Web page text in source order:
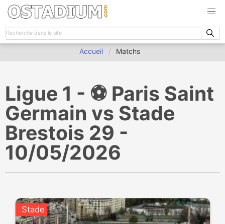
Accueil Matchs
Ligue 1 - ⚽️ Paris Saint
Germain vs Stade
Brestois 29 -
10/05/2026
Stade